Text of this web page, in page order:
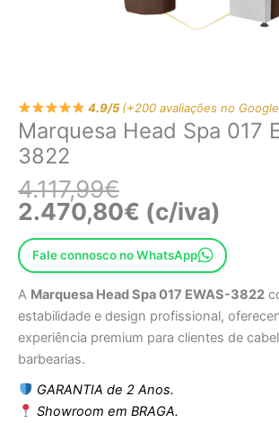
4.9/5(+200 avaliações no
Marquesa Head Spa 017
3822
4.117,99€
2.470,80€ (c/iva)
Fale connosco no WhatsApp
A Marquesa Head Spa 017 EWAS-3822
estabilidade e design profissional,
experiência premium para clientes de
barbearias.
GARANTIA de 2 Anos.
Showroom em BRAGA.